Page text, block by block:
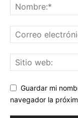
Guardar mi
navegador la